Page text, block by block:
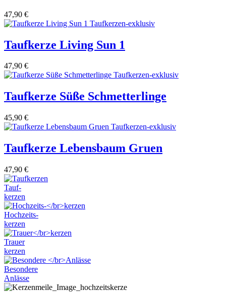
47,90 €
Taufkerze Living Sun 1
47,90 €
Taufkerze Süße Schmetterlinge
45,90 €
Taufkerze Lebensbaum Gruen
47,90 €
Tauf-
kerzen
Hochzeits-
kerzen
Trauer
kerzen
Besondere
Anlässe